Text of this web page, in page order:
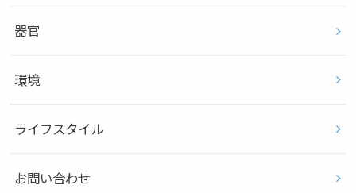
器官
環境
ライフスタイル
お問い合わせ